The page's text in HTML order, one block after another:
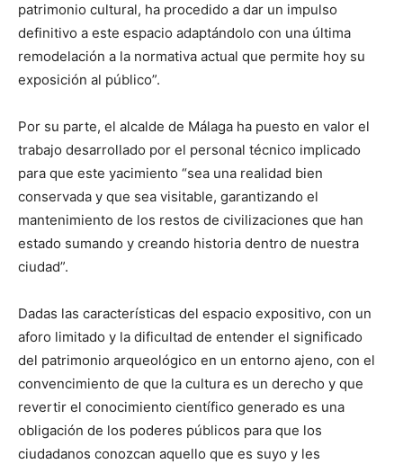
patrimonio cultural, ha procedido a dar un impulso
definitivo a este espacio adaptándolo con una última
remodelación a la normativa actual que permite hoy su
exposición al público”.
Por su parte, el alcalde de Málaga ha puesto en valor el
trabajo desarrollado por el personal técnico implicado
para que este yacimiento “sea una realidad bien
conservada y que sea visitable, garantizando el
mantenimiento de los restos de civilizaciones que han
estado sumando y creando historia dentro de nuestra
ciudad”.
Dadas las características del espacio expositivo, con un
aforo limitado y la dificultad de entender el significado
del patrimonio arqueológico en un entorno ajeno, con el
convencimiento de que la cultura es un derecho y que
revertir el conocimiento científico generado es una
obligación de los poderes públicos para que los
ciudadanos conozcan aquello que es suyo y les